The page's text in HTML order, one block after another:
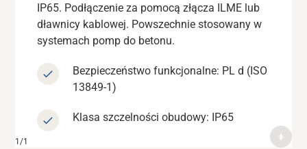
O nas
IP65. Podłączenie za pomocą złącza ILME lub
dławnicy kablowej. Powszechnie stosowany w
systemach pomp do betonu.
Bezpieczeństwo funkcjonalne: PL d (ISO
13849-1)
Klasa szczelności obudowy: IP65
cyfrowe orazłączność wstandardzie CANopen.
Bezpieczeństwo funkcjonalne: PL d (ISO
Klasaszczelności obudowy: IP65